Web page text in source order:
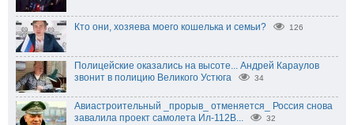
Кто они, хозяева моего кошелька и семьи? 126
Полицейские оказались на высоте... Андрей Караулов
звонит в полицию Великого Устюга
34
Авиастроительный _прорыв_ отменяется_ Россия снова
завалила проект самолета Ил-112В...
32